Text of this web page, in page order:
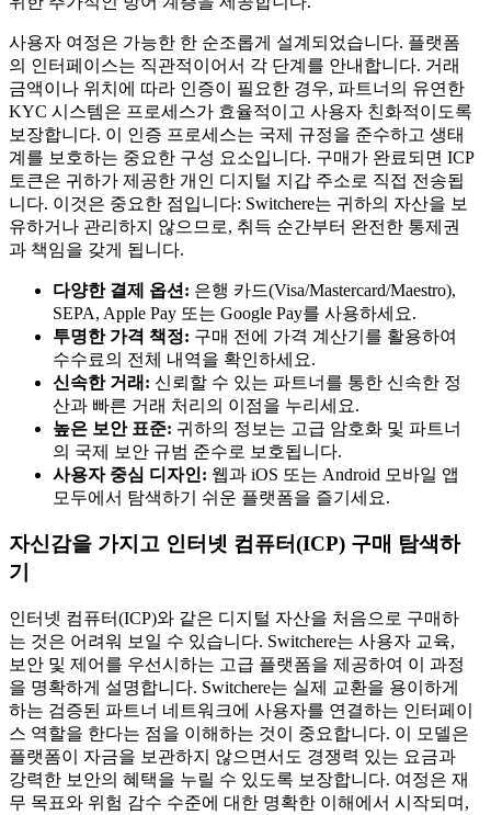
사용자 여정은 가능한 한 순조롭게 설계되었습니다. 플랫폼
의 인터페이스는 직관적이어서 각 단계를 안내합니다. 거래
금액이나 위치에 따라 인증이 필요한 경우, 파트너의 유연한
KYC 시스템은 프로세스가 효율적이고 사용자 친화적이도록
보장합니다. 이 인증 프로세스는 국제 규정을 준수하고 생태
계를 보호하는 중요한 구성 요소입니다. 구매가 완료되면 ICP
토큰은 귀하가 제공한 개인 디지털 지갑 주소로 직접 전송됩
니다. 이것은 중요한 점입니다: Switchere는 귀하의 자산을 보
유하거나 관리하지 않으므로, 취득 순간부터 완전한 통제권
과 책임을 갖게 됩니다.
다양한 결제 옵션: 은행 카드(Visa/Mastercard/Maestro),
SEPA, Apple Pay 또는 Google Pay를 사용하세요.
투명한 가격 책정: 구매 전에 가격 계산기를 활용하여
수수료의 전체 내역을 확인하세요.
신속한 거래: 신뢰할 수 있는 파트너를 통한 신속한 정
산과 빠른 거래 처리의 이점을 누리세요.
높은 보안 표준: 귀하의 정보는 고급 암호화 및 파트너
의 국제 보안 규범 준수로 보호됩니다.
사용자 중심 디자인: 웹과 iOS 또는 Android 모바일 앱
모두에서 탐색하기 쉬운 플랫폼을 즐기세요.
자신감을 가지고 인터넷 컴퓨터(ICP) 구매 탐색하
기
인터넷 컴퓨터(ICP)와 같은 디지털 자산을 처음으로 구매하
는 것은 어려워 보일 수 있습니다. Switchere는 사용자 교육,
보안 및 제어를 우선시하는 고급 플랫폼을 제공하여 이 과정
을 명확하게 설명합니다. Switchere는 실제 교환을 용이하게
하는 검증된 파트너 네트워크에 사용자를 연결하는 인터페이
스 역할을 한다는 점을 이해하는 것이 중요합니다. 이 모델은
플랫폼이 자금을 보관하지 않으면서도 경쟁력 있는 요금과
강력한 보안의 혜택을 누릴 수 있도록 보장합니다. 여정은 재
무 목표와 위험 감수 수준에 대한 명확한 이해에서 시작되며,